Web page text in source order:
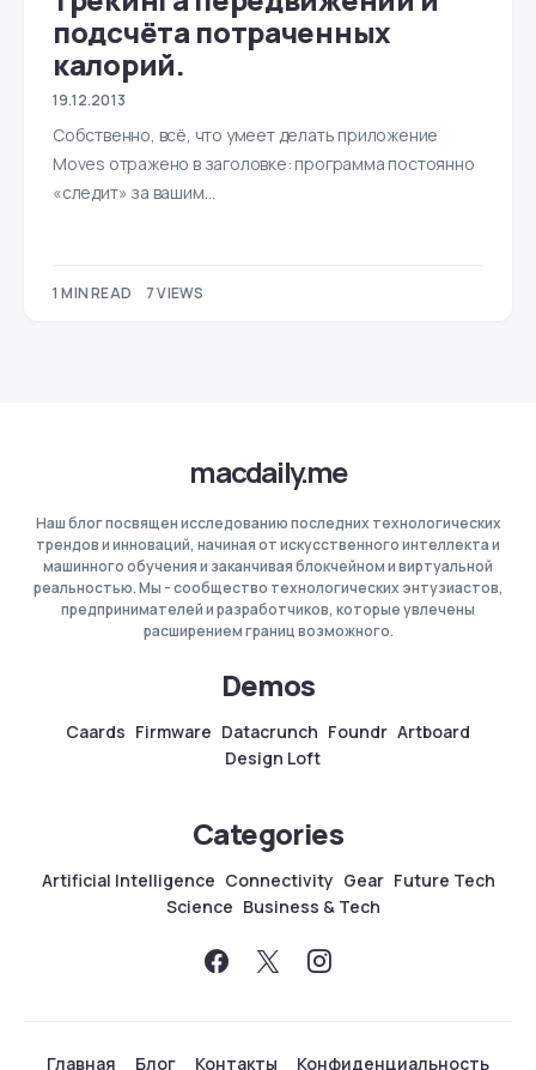
подсчёта потраченных
калорий.
19.12.2013
Собственно, всё, что умеет делать приложение
Moves отражено в заголовке: программа постоянно
«следит» за вашим…
1 MIN READ 7 VIEWS
macdaily.me
Наш блог посвящен исследованию последних технологических
трендов и инноваций, начиная от искусственного интеллекта и
машинного обучения и заканчивая блокчейном и виртуальной
реальностью. Мы - сообщество технологических энтузиастов,
предпринимателей и разработчиков, которые увлечены
расширением границ возможного.
Demos
Caards Firmware Datacrunch Foundr Artboard
Design Loft
Categories
Artificial Intelligence Connectivity Gear Future Tech
Science Business & Tech
Главная Блог Контакты Конфиденциальность